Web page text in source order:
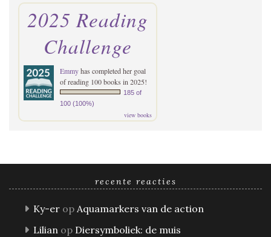
2025 Reading
Challenge
Emmyhas completed her goal
of reading 100 books in 2025!
185 of
100 (100%)
view books
recente reacties
Ky-er op Aquamarkers van de action
Lilian op Diersymboliek: de muis